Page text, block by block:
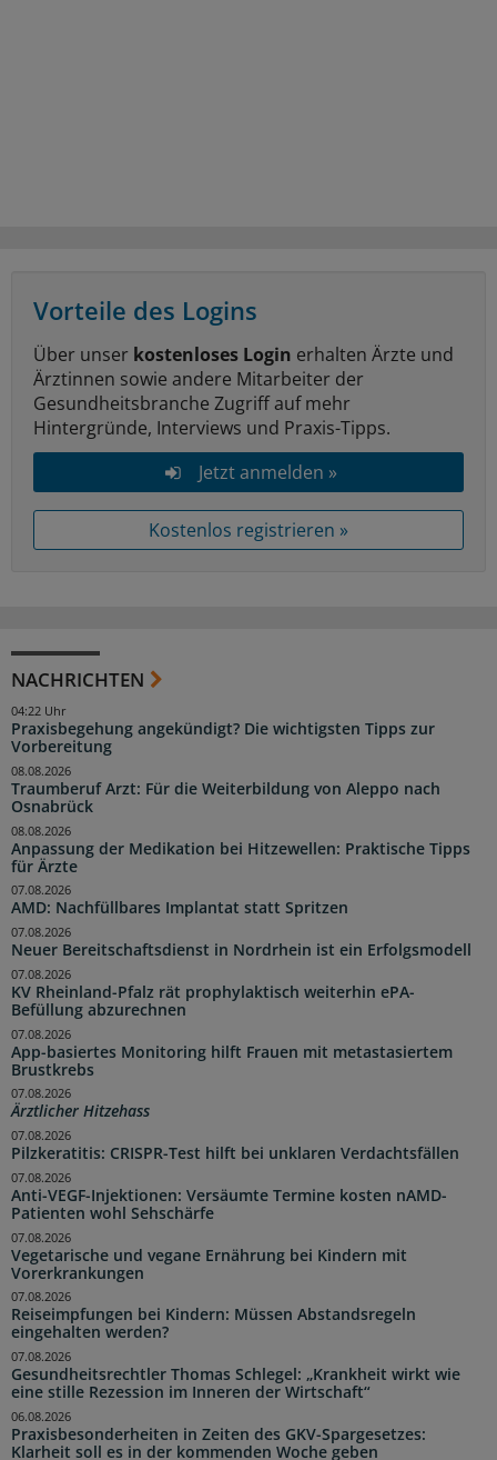
Vorteile des Logins
Über unser kostenloses Login erhalten Ärzte und
Ärztinnen sowie andere Mitarbeiter der
Gesundheitsbranche Zugriff auf mehr
Hintergründe, Interviews und Praxis-Tipps.
Jetzt anmelden »
Kostenlos registrieren »
NACHRICHTEN
Praxisbegehung angekündigt? Die wichtigsten Tipps zur
Vorbereitung
04:22 Uhr
Traumberuf Arzt: Für die Weiterbildung von Aleppo nach
Osnabrück
08.08.2026
Anpassung der Medikation bei Hitzewellen: Praktische Tipps
für Ärzte
08.08.2026
AMD: Nachfüllbares Implantat statt Spritzen
07.08.2026
Neuer Bereitschaftsdienst in Nordrhein ist ein Erfolgsmodell
07.08.2026
KV Rheinland-Pfalz rät prophylaktisch weiterhin ePA-
Befüllung abzurechnen
07.08.2026
App-basiertes Monitoring hilft Frauen mit metastasiertem
Brustkrebs
07.08.2026
Ärztlicher Hitzehass
07.08.2026
Pilzkeratitis: CRISPR-Test hilft bei unklaren Verdachtsfällen
07.08.2026
Anti-VEGF-Injektionen: Versäumte Termine kosten nAMD-
Patienten wohl Sehschärfe
07.08.2026
Vegetarische und vegane Ernährung bei Kindern mit
Vorerkrankungen
07.08.2026
Reiseimpfungen bei Kindern: Müssen Abstandsregeln
eingehalten werden?
07.08.2026
Gesundheitsrechtler Thomas Schlegel: „Krankheit wirkt wie
eine stille Rezession im Inneren der Wirtschaft“
07.08.2026
Praxisbesonderheiten in Zeiten des GKV-Spargesetzes:
Klarheit soll es in der kommenden Woche geben
06.08.2026